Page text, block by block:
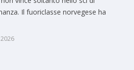
Il fuoriclasse norvegese ha